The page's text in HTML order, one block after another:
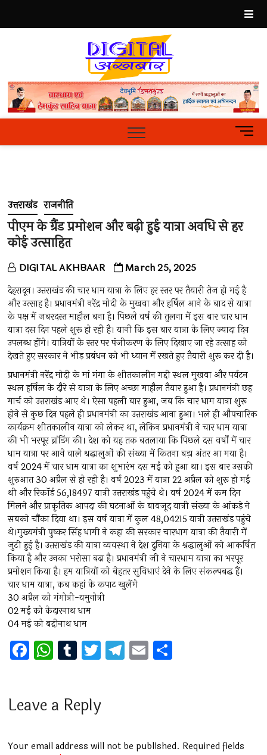
content
Hindi
News
PortalM
e
t
o
उत्तराखंड राजनीति
पीएम के ग्रैंड प्रमोशन और बढ़ी हुई यात्रा अवधि से हर
कोई उत्साहित
DIGITAL AKHBAAR March 25, 2025
देहरादून। उत्तराखंड की चार धाम यात्रा के लिए हर स्तर पर तैयारी तेज हो गई है
और उत्साह है। प्रधानमंत्री नरेंद्र मोदी के मुखवा और हर्षिल आने के बाद से यात्रा
के पक्ष में जबरदस्त माहौल बना है। पिछले वर्ष की तुलना में इस बार चार धाम
यात्रा दस दिन पहले शुरू हो रही है। यानी कि इस बार यात्रा के लिए ज्यादा दिन
उपलब्ध होंगे। यात्रियों के स्तर पर पंजीकरण के लिए दिखाए जा रहे उत्साह को
देखते हुए सरकार ने भीड़ प्रबंधन को भी ध्यान में रखते हुए तैयारी शुरू कर दी है।
प्रधानमंत्री नरेंद्र मोदी के मां गंगा के शीतकालीन गद्दी स्थल मुखवा और पर्यटन
स्थल हर्षिल के दौरे से यात्रा के लिए अच्छा माहौल तैयार हुआ है। प्रधानमंत्री छह
मार्च को उत्तराखंड आए थे। ऐसा पहली बार हुआ, जब कि चार धाम यात्रा शुरू
होने से कुछ दिन पहले ही प्रधानमंत्री का उत्तराखंड आना हुआ। भले ही औपचारिक
कार्यक्रम शीतकालीन यात्रा को लेकर था, लेकिन प्रधानमंत्री ने चार धाम यात्रा
की भी भरपूर ब्रांडिंग की। देश को यह तक बतलाया कि पिछले दस वर्षों में चार
धाम यात्रा पर आने वाले श्रद्धालुओं की संख्या में कितना बड़ा अंतर आ गया है।
वर्ष 2024 में चार धाम यात्रा का शुभारंभ दस मई को हुआ था। इस बार उसकी
शुरुआत 30 अप्रैल से हो रही है। वर्ष 2023 में यात्रा 22 अप्रैल को शुरू हो गई
थी और रिकॉर्ड 56,18497 यात्री उत्तराखंड पहुंचे थे। वर्ष 2024 में कम दिन
मिलने और प्राकृतिक आपदा की घटनाओं के बावजूद यात्री संख्या के आंकड़े ने
सबको चौंका दिया था। इस वर्ष यात्रा में कुल 48,04215 यात्री उत्तराखंड पहुंचे
थे।मुख्यमंत्री पुष्कर सिंह धामी ने कहा की सरकार चारधाम यात्रा की तैयारी में
जुटी हुई है। उत्तराखंड की यात्रा व्यवस्था ने देश दुनिया के श्रद्धालुओं को आकर्षित
किया है और उनका भरोसा बढ़ा है। प्रधानमंत्री जी ने चारधाम यात्रा का भरपूर
प्रमोशन किया है। हम यात्रियों को बेहतर सुविधाएं देने के लिए संकल्पबद्ध हैं।
चार धाम यात्रा, कब कहां के कपाट खुलेंगे
30 अप्रैल को गंगोत्री-यमुनोत्री
02 मई को केदारनाथ धाम
04 मई को बद्रीनाथ धाम
F
a
b
o
W
h
s
p
T
u
bl
T
wi
er
T
el
m
E
m
Leave a Reply
Your email address will not be published. Required fields